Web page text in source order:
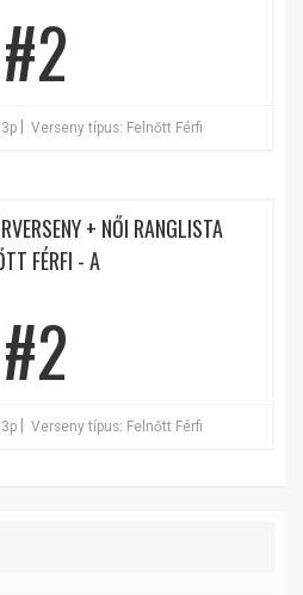
#2
Verseny típus: Felnőtt Férfi
+ NŐI RANGLISTA
FÉRFI - A
#2
Verseny típus: Felnőtt Férfi